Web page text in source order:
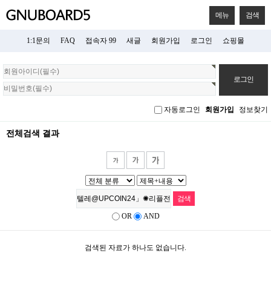
메뉴 검색
1:1문의 FAQ 접속자 99 새글 회원가입 로그인 쇼핑몰
회
원
로
자동로그인 회원가입 정보찾기
전체검색 결과
OR AND
검색된 자료가 하나도 없습니다.